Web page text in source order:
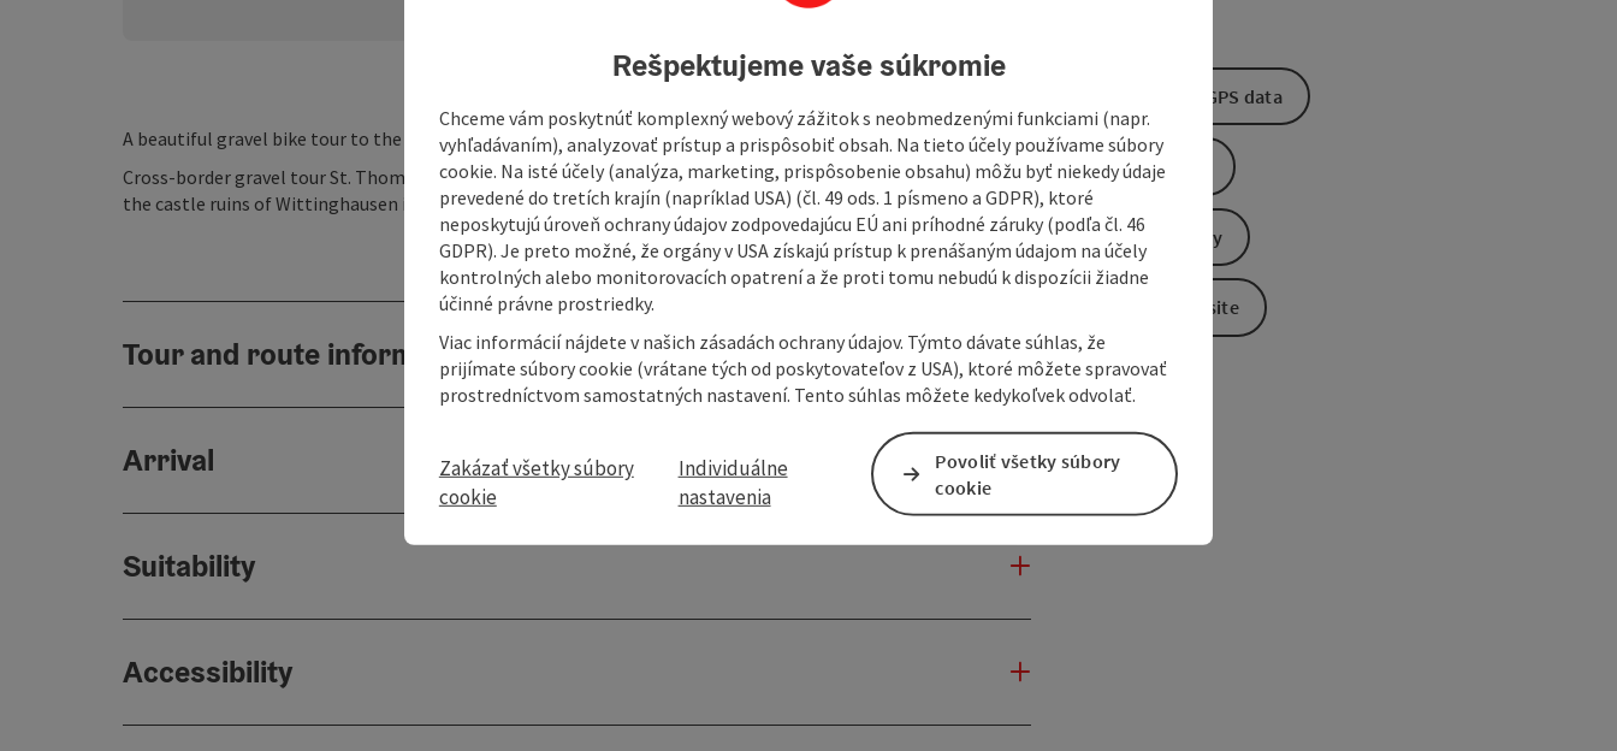
A beautiful gravel bike tour to the castle ruins of Wittinghausen in the Czech Republic.
Cross-border gravel tour St. Thomas round with 50 km along the Schwarzenberg alluvial canal and to
the castle ruins of Wittinghausen in the Czech Republic.
Tour and route information
Arrival
Suitability
Accessibility
Download GPS data
Create PDF
Send inquiry
To the website
Rešpektujeme vaše súkromie
Chceme vám poskytnúť komplexný webový zážitok s neobmedzenými funkciami (napr.
vyhľadávaním), analyzovať prístup a prispôsobiť obsah. Na tieto účely používame súbory
cookie. Na isté účely (analýza, marketing, prispôsobenie obsahu) môžu byť niekedy údaje
prevedené do tretích krajín (napríklad USA) (čl. 49 ods. 1 písmeno a GDPR), ktoré
neposkytujú úroveň ochrany údajov zodpovedajúcu EÚ ani príhodné záruky (podľa čl. 46
GDPR). Je preto možné, že orgány v USA získajú prístup k prenášaným údajom na účely
kontrolných alebo monitorovacích opatrení a že proti tomu nebudú k dispozícii žiadne
účinné právne prostriedky.
Viac informácií nájdete v našich zásadách ochrany údajov. Týmto dávate súhlas, že
prijímate súbory cookie (vrátane tých od poskytovateľov z USA), ktoré môžete spravovať
prostredníctvom samostatných nastavení. Tento súhlas môžete kedykoľvek odvolať.
Zakázať všetky súbory
cookie
Individuálne
nastavenia
Povoliť všetky súbory
cookie